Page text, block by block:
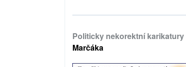
Politicky nekorektní karikatury
Marčáka